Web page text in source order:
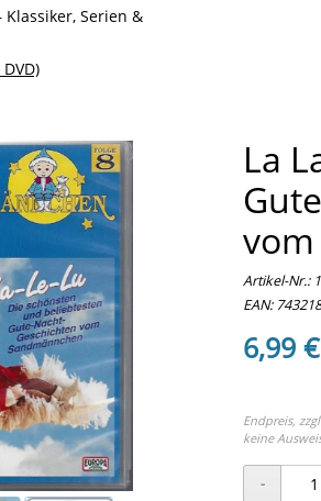
Klassiker, Serien &
La
Artikel-Nr.:
EAN:
6,99 €
Endpreis, zzgl.
keine